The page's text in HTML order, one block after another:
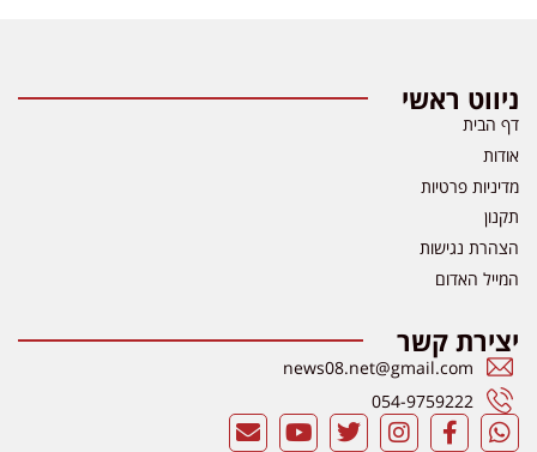
ניווט ראשי
דף הבית
אודות
מדיניות פרטיות
תקנון
הצהרת נגישות
המייל האדום
יצירת קשר
news08.net@gmail.com
054-9759222